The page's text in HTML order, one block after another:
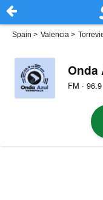
Spain > Valencia >
Onda
FM · 96.9